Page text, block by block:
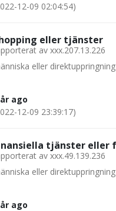
12-09 02:04:54)
eller tjänster
av xxx.207.13.226
eller direktuppringning
ago
12-09 23:39:17)
tjänster eller
av xxx.49.139.236
eller direktuppringning
ago